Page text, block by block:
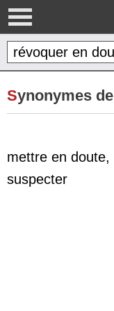
Synonymes
mettre en doute,
suspecter